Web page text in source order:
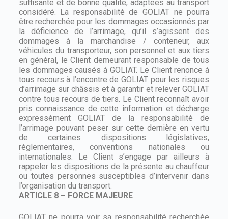
suffisante et de bonne qualité, adaptées au transport
considéré. La responsabilité de GOLIAT ne pourra
être recherchée pour les dommages occasionnés par
la déficience de l’arrimage, qu’il s’agissent des
dommages à la marchandise / conteneur, aux
véhicules du transporteur, son personnel et aux tiers
en général, le Client demeurant responsable de tous
les dommages causés à GOLIAT. Le Client renonce à
tous recours à l’encontre de GOLIAT pour les risques
d’arrimage sur châssis et à garantir et relever GOLIAT
contre tous recours de tiers. Le Client reconnaît avoir
pris connaissance de cette information et décharge
expressément GOLIAT de la responsabilité de
l’arrimage pouvant peser sur cette dernière en vertu
de certaines dispositions législatives,
réglementaires, conventions nationales ou
internationales. Le Client s’engage par ailleurs à
rappeler les dispositions de la présente au chauffeur
ou toutes personnes susceptibles d’intervenir dans
l’organisation du transport.
ARTICLE 8 – FORCE MAJEURE